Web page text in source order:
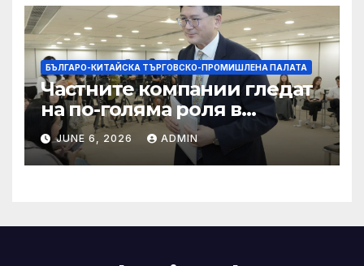
БЪЛГАРО-КИТАЙСКА ТЪРГОВСКО-ПРОМИШЛЕНА ПАЛАТА
Частните компании гледат
на по-голяма роля в
стратегическата
енергетика
JUNE 6, 2026 ADMIN